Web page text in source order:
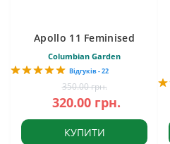
Apollo 11 Feminised
Columbian Garden
Відгуків - 22
350.00 грн.
320.00 грн.
КУПИТИ